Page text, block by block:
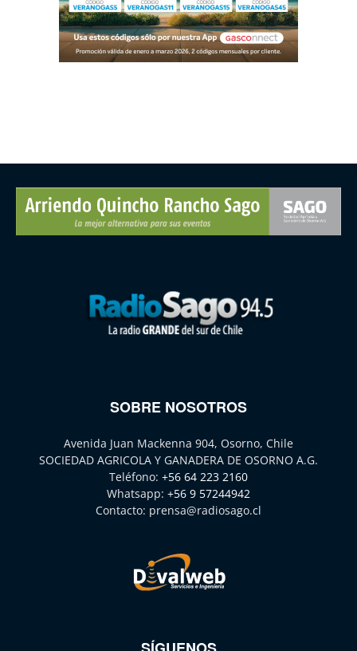
SOBRE NOSOTROS
Avenida Juan Mackenna 904, Osorno, Chile
SOCIEDAD AGRICOLA Y GANADERA DE OSORNO A.G.
Teléfono: +56 64 223 2160
Whatsapp: +56 9 57244942
Contacto: prensa@radiosago.cl